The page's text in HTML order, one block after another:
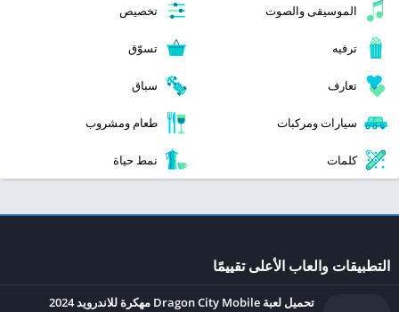
الموسيقى والصوت تخصيص
ترفيه تسوّق
تعارف سباق
سيارات ومركبات طعام ومشروب
كلمات نمط حياة
التطبيقات والعاب الأعلى تقييمًا
تحميل لعبة Dragon City Mobile مهكرة للاندرويد 2024